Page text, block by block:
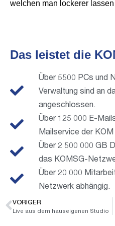
welchen man lockerer
Das leistet die
Über 5500 PCs und
Verwaltung sind an
angeschlossen.
Über 125 000 E-
Mailservice der
Über 2 500 000 GB
das KOMSG-
Über 20 000
Netzwerk abhängig.
VORIGER
Live aus dem hauseigenen Studio